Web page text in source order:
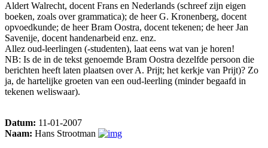
Aldert Walrecht, docent Frans en Nederlands (schreef zijn eigen
boeken, zoals over grammatica); de heer G. Kronenberg, docent
opvoedkunde; de heer Bram Oostra, docent tekenen; de heer Jan
Savenije, docent handenarbeid enz. enz.
Allez oud-leerlingen (-studenten), laat eens wat van je horen!
NB: Is de in de tekst genoemde Bram Oostra dezelfde persoon die
berichten heeft laten plaatsen over A. Prijt; het kerkje van Prijt)? Zo
ja, de hartelijke groeten van een oud-leerling (minder begaafd in
tekenen weliswaar).
Datum: 11-01-2007
Naam: Hans Strootman